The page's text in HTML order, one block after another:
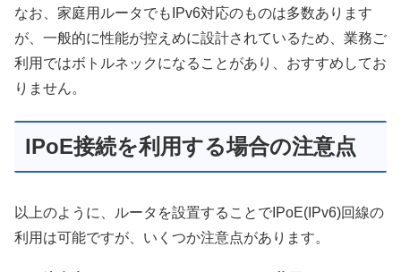
なお、家庭用ルータでもIPv6対応のものは多数あります
が、一般的に性能が控えめに設計されているため、業務ご
利用ではボトルネックになることがあり、おすすめしてお
りません。
IPoE接続を利用する場合の注意点
以上のように、ルータを設置することでIPoE(IPv6)回線の
利用は可能ですが、いくつか注意点があります。